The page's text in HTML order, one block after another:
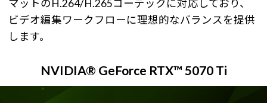
マットのH.264/H.265コーデックに対応しており、
ビデオ編集ワークフローに理想的なバランスを提供
します。
NVIDIA® GeForce RTX™ 5070 Ti